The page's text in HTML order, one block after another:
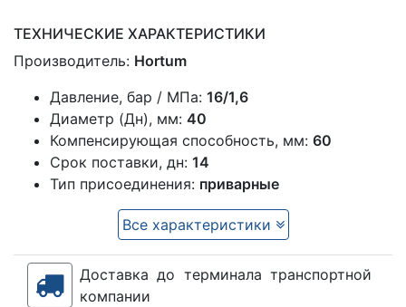
ТЕХНИЧЕСКИЕ ХАРАКТЕРИСТИКИ
Производитель: Hortum
Давление, бар / МПа: 16/1,6
Диаметр (Дн), мм: 40
Компенсирующая способность, мм: 60
Срок поставки, дн: 14
Тип присоединения: приварные
Все характеристики
Доставка до терминала транспортной
компании